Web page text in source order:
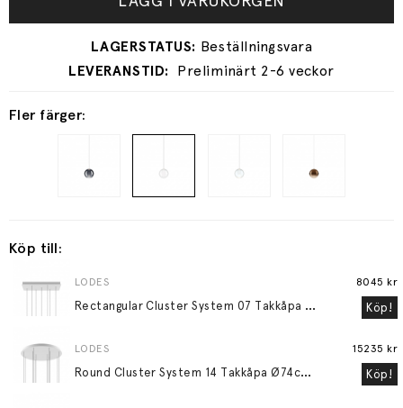
Fler färger:
Preliminärt 2-6 veckor
Köp till:
LODES
R
ectangular Cluster System 07 Takkåpa 70x45cm Matt White
8045 kr
Köp!
LODES
R
ound Cluster System 14 Takkåpa Ø74cm Matt White
15235 kr
Köp!